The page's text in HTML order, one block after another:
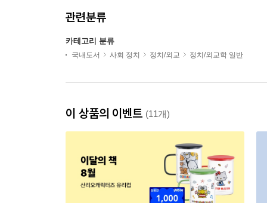
관련분류
카테고리 분류
국내도서 사회 정치 정치/외교 정치/외교학 일반
이 상품의 이벤트 (11개)